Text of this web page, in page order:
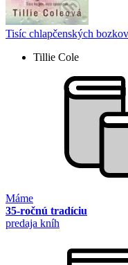
Tisíc chlapčenských bozkov
Tillie Cole
Máme
35-ročnú tradíciu
predaja kníh